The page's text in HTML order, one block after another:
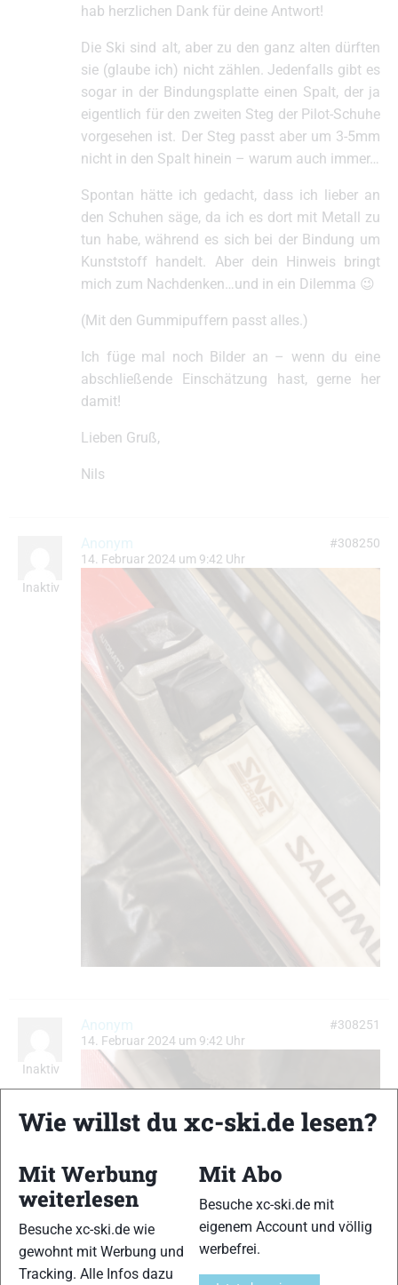
hab herzlichen Dank für deine Antwort!
Die Ski sind alt, aber zu den ganz alten dürften
sie (glaube ich) nicht zählen. Jedenfalls gibt es
sogar in der Bindungsplatte einen Spalt, der ja
eigentlich für den zweiten Steg der Pilot-Schuhe
vorgesehen ist. Der Steg passt aber um 3-5mm
nicht in den Spalt hinein – warum auch immer…
Spontan hätte ich gedacht, dass ich lieber an
den Schuhen säge, da ich es dort mit Metall zu
tun habe, während es sich bei der Bindung um
Kunststoff handelt. Aber dein Hinweis bringt
mich zum Nachdenken…und in ein Dilemma 😉
(Mit den Gummipuffern passt alles.)
Ich füge mal noch Bilder an – wenn du eine
abschließende Einschätzung hast, gerne her
damit!
Lieben Gruß,
Nils
Inaktiv
Anonym
14. Februar 2024 um 9:42 Uhr
#308250
Inaktiv
Anonym
14. Februar 2024 um 9:42 Uhr
#308251
Wie willst du xc-ski.de lesen?
Mit Werbung
weiterlesen
Besuche xc-ski.de wie
gewohnt mit Werbung und
Tracking. Alle Infos dazu
Mit Abo
Besuche xc-ski.de mit
eigenem Account und völlig
werbefrei.